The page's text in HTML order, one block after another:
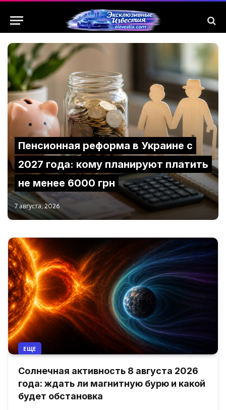
Пенсионная реформа в Украине с
2027 года: кому планируют платить
не менее 6000 грн
7 августа, 2026
ЕЩЕ
Солнечная активность 8 августа 2026
года: ждать ли магнитную бурю и какой
будет обстановка